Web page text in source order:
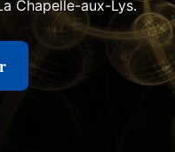
Chapelle-aux-Lys.